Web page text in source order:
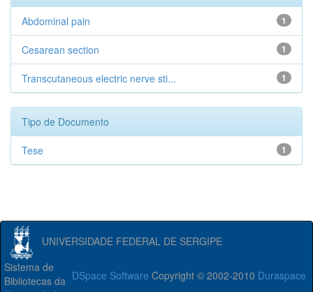
1
Abdominal pain
1
Cesarean section
1
Transcutaneous electric nerve sti...
Tipo de Documento
1
Tese
UNIVERSIDADE FEDERAL DE SERGIPE
DSpace Software Copyright © 2002-2010 Duraspace
Sistema de
Bibliotecas da